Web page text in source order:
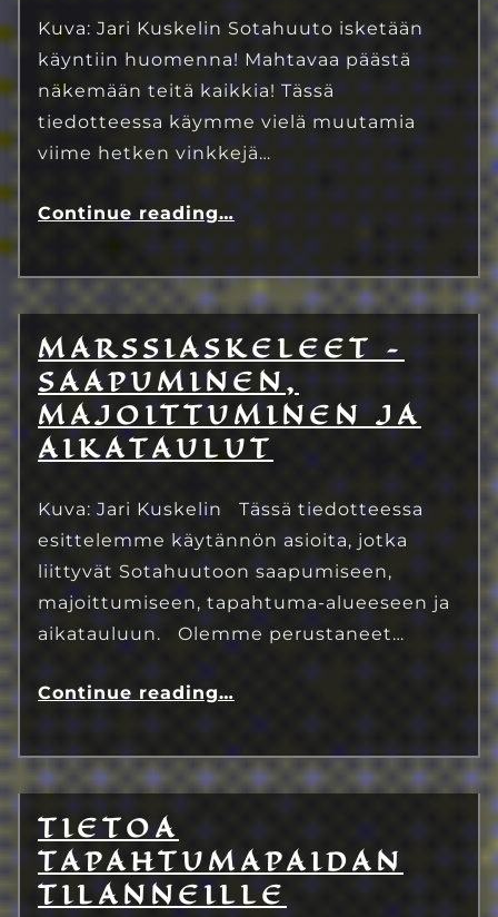
Kuva: Jari Kuskelin Sotahuuto isketään
käyntiin huomenna! Mahtavaa päästä
näkemään teitä kaikkia! Tässä
tiedotteessa käymme vielä muutamia
viime hetken vinkkejä…
Continue reading…
MARSSIASKELEET –
SAAPUMINEN,
MAJOITTUMINEN JA
AIKATAULUT
Kuva: Jari Kuskelin Tässä tiedotteessa
esittelemme käytännön asioita, jotka
liittyvät Sotahuutoon saapumiseen,
majoittumiseen, tapahtuma-alueeseen ja
aikatauluun. Olemme perustaneet…
Continue reading…
10.7.2023
Eetu Kinnunen
TIETOA
TAPAHTUMAPAIDAN
TILANNEILLE
9.7.2023
Eetu Kinnunen